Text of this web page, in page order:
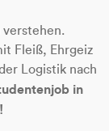
Fleiß, Ehrgeiz
Logistik nach
in